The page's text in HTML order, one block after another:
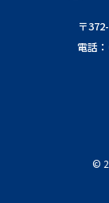
〒
電話
©